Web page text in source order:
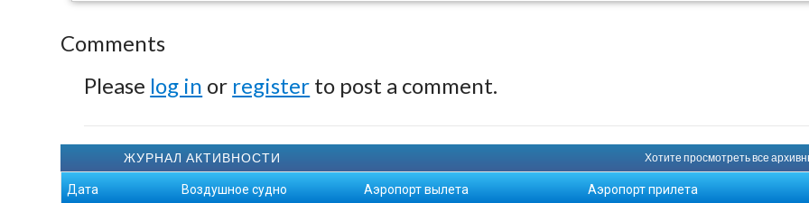
Comments
Please log in or register to post a comment.
ЖУРНАЛ АКТИВНОСТИ Хотите просмотреть все
Дата Воздушное судно Аэропорт вылета Аэропорт прилета